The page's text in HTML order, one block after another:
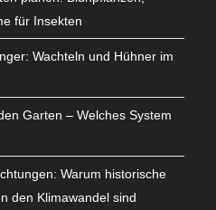
für Insekten
Wachteln und Hühner im
Garten – Welches System
Warum historische
den Klimawandel sind